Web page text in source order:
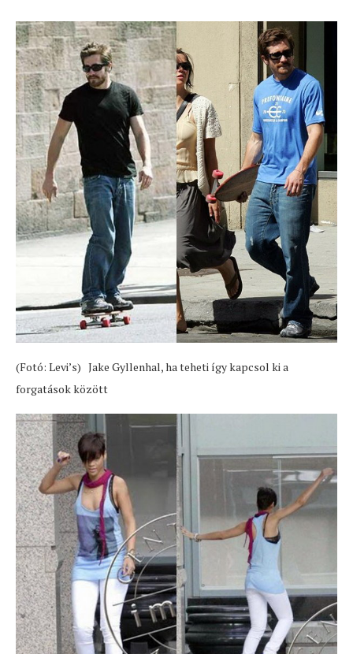
(Fotó: Levi’s) Jake Gyllenhal, ha teheti így kapcsol ki a
forgatások között